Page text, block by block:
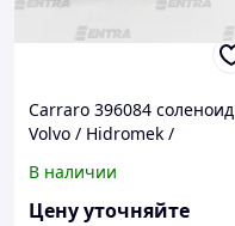
Carraro 396084 соленоид
Volvo / Hidromek /
Holland
В наличии
Цену уточняйте